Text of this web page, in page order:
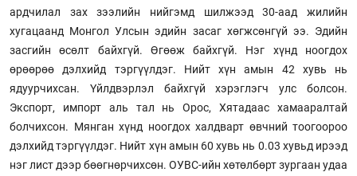
ардчилал зах зээлийн нийгэмд шилжээд 30-аад жилийн
хугацаанд Монгол Улсын эдийн засаг хөгжсөнгүй ээ. Эдийн
засгийн өсөлт байхгүй. Өгөөж байхгүй. Нэг хүнд ноогдох
өрөөрөө дэлхийд тэргүүлдэг. Нийт хүн амын 42 хувь нь
ядуурчихсан. Үйлдвэрлэл байхгүй хэрэглэгч улс болсон.
Экспорт, импорт аль тал нь Орос, Хятадаас хамааралтай
болчихсон. Мянган хүнд ноогдох халдварт өвчний тоогоороо
дэлхийд тэргүүлдэг. Нийт хүн амын 60 хувь нь 0.03 хувьд ирээд
нэг лист дээр бөөгнөрчихсөн. ОУВС-ийн хөтөлбөрт зургаан удаа